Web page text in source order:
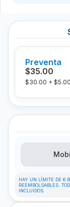
Preventa
$35.00
$30.00 + $5.00
HAY UN LÍMITE DE 6
REEMBOLSABLES.
INCLUIDOS.